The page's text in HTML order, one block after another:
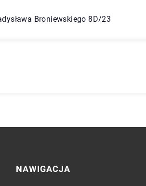
Broniewskiego 8D/23
NAWIGACJA